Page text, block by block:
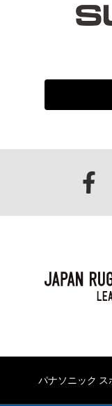
パナソニック ス